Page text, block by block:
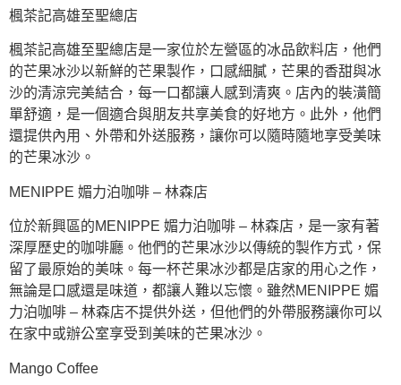
楓茶記高雄至聖總店
楓茶記高雄至聖總店是一家位於左營區的冰品飲料店，他們
的芒果冰沙以新鮮的芒果製作，口感細膩，芒果的香甜與冰
沙的清涼完美結合，每一口都讓人感到清爽。店內的裝潢簡
單舒適，是一個適合與朋友共享美食的好地方。此外，他們
還提供內用、外帶和外送服務，讓你可以隨時隨地享受美味
的芒果冰沙。
MENIPPE 媚力泊咖啡 – 林森店
位於新興區的MENIPPE 媚力泊咖啡 – 林森店，是一家有著
深厚歷史的咖啡廳。他們的芒果冰沙以傳統的製作方式，保
留了最原始的美味。每一杯芒果冰沙都是店家的用心之作，
無論是口感還是味道，都讓人難以忘懷。雖然MENIPPE 媚
力泊咖啡 – 林森店不提供外送，但他們的外帶服務讓你可以
在家中或辦公室享受到美味的芒果冰沙。
Mango Coffee